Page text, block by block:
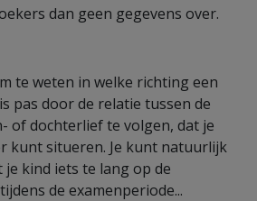
dan geen gegevens over.
te weten in welke richting een
pas door de relatie tussen de
of dochterlief te volgen, dat je
kunt situeren. Je kunt natuurlijk
je kind iets te lang op de
de examenperiode...